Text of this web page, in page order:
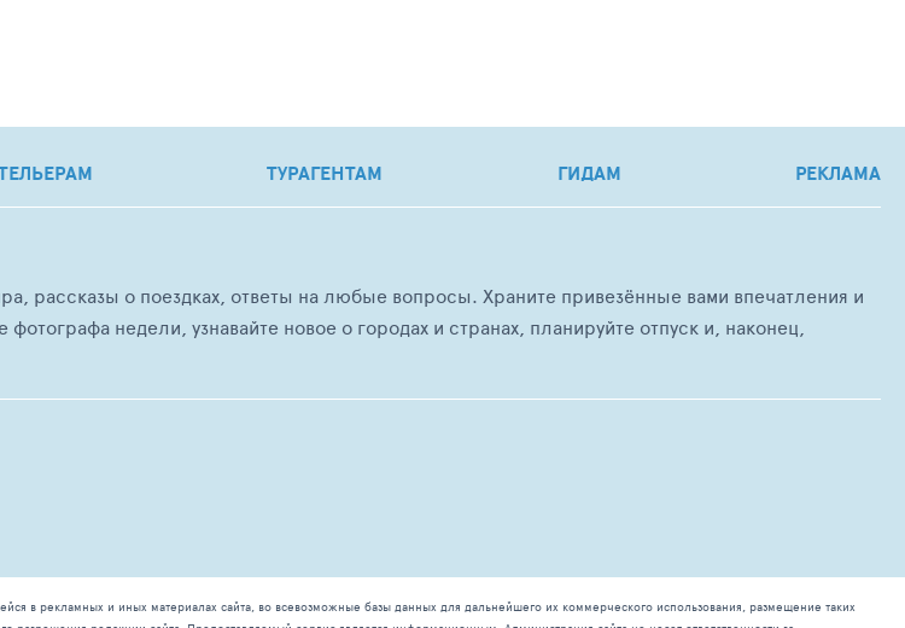
ТУРАГЕНТАМ ГИДАМ РЕКЛАМА
рассказы о поездках, ответы на любые вопросы. Храните привезённые вами впечатления и
недели, узнавайте новое о городах и странах, планируйте отпуск и, наконец,
в рекламных и иных материалах сайта, во всевозможные базы данных для дальнейшего их коммерческого использования, размещение таких